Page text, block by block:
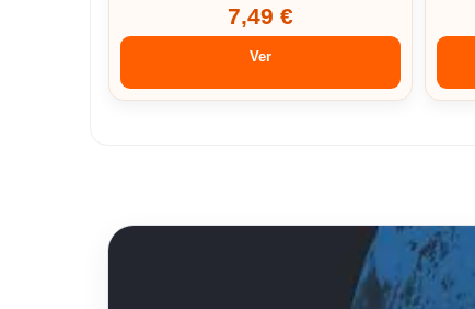
7,49 €
Ver